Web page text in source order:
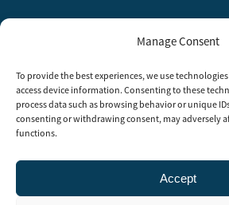
Manage Consent
To provide the best experiences, we use
access device information. Consenting to these
process data such as browsing behavior or unique
consenting or withdrawing consent, may adversely
functions.
Accept
Instagram
LinkedIn